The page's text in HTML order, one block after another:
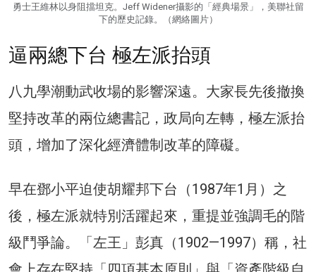
勇士王維林以身阻擋坦克。Jeff Widener攝影的「經典場景」，美聯社留
下的歷史記錄。（網絡圖片）
逼兩總下台 極左派抬頭
八九學潮動武收場的影響深遠。大家長先後撤換
堅持改革的兩位總書記，政局向左轉，極左派抬
頭，增加了深化經濟體制改革的障礙。
早在鄧小平迫使胡耀邦下台（1987年1月）之
後，極左派就特別活躍起來，重提並強調毛的階
級鬥爭論。「左王」彭真（1902—1997）稱，社